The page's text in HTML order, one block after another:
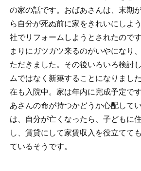
の家の話です。おばあさんは、末期
ら自分が死ぬ前に家をきれいにしよ
社でリフォームしようとされたので
まりにガツガツ来るのがいやになり
ただきました。その後いろいろ検討
ムではなく新築することになりまし
在も入院中。家は年内に完成予定で
あさんの命が持つかどうか心配して
は、自分が亡くなったら、子どもに
し、賃貸にして家賃収入を役立てて
ているそうです。